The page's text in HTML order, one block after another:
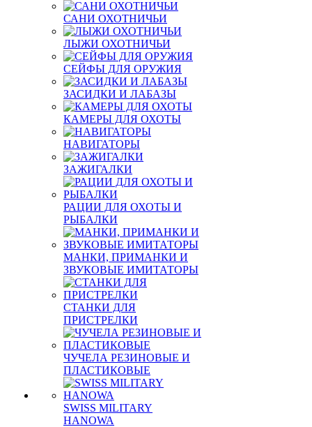
САНИ ОХОТНИЧЬИ
ЛЫЖИ ОХОТНИЧЬИ
СЕЙФЫ ДЛЯ ОРУЖИЯ
ЗАСИДКИ И ЛАБАЗЫ
КАМЕРЫ ДЛЯ ОХОТЫ
НАВИГАТОРЫ
ЗАЖИГАЛКИ
РАЦИИ ДЛЯ ОХОТЫ И
РЫБАЛКИ
МАНКИ, ПРИМАНКИ И
ЗВУКОВЫЕ ИМИТАТОРЫ
СТАНКИ ДЛЯ
ПРИСТРЕЛКИ
ЧУЧЕЛА РЕЗИНОВЫЕ И
ПЛАСТИКОВЫЕ
SWISS MILITARY
HANOWA